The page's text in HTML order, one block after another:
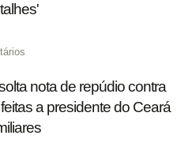
nota de repúdio contra
a presidente do Ceará